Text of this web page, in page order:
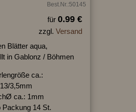
Best.Nr.:50145
für 0.99 €
zzgl. Versand
Blätter aqua,
in Gablonz / Böhmen
ca.:
3,5mm
ca.: 1mm
Packung 14 St.